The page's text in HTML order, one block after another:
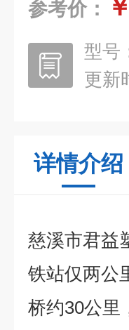
参考价： ￥
型号
更新
详情介绍
慈溪市君益
铁站仅两公
桥约30公里